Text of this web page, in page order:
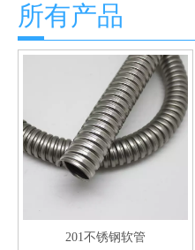
所有产品
201不锈钢软管